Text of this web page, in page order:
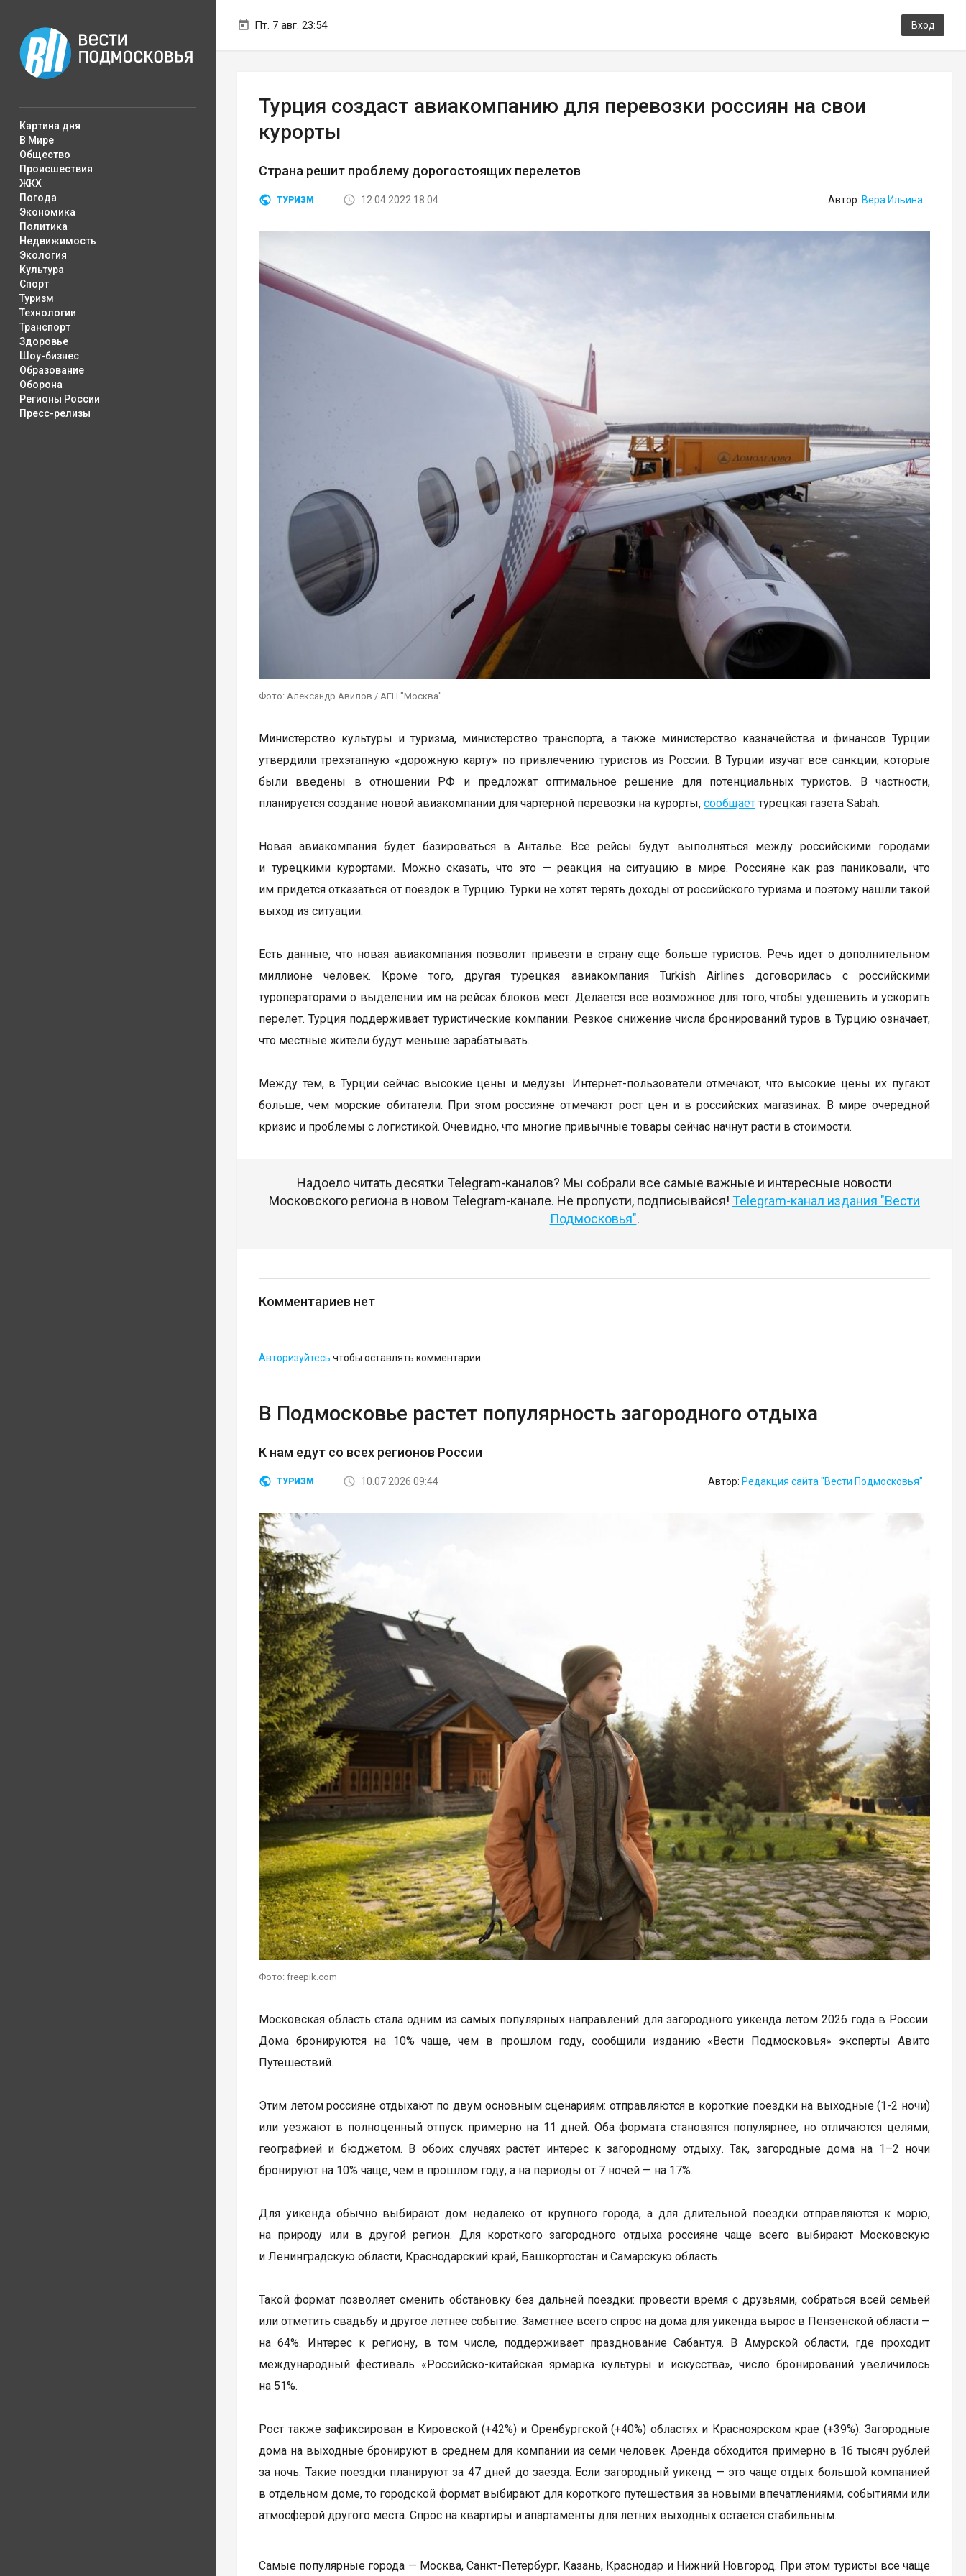
Пт. 7 авг. 23:54 Вход
Картина дня
В Мире
Общество
Происшествия
ЖКХ
Погода
Экономика
Политика
Недвижимость
Экология
Культура
Спорт
Туризм
Технологии
Транспорт
Здоровье
Шоу-бизнес
Образование
Оборона
Регионы России
Пресс-релизы
Турция создаст авиакомпанию для перевозки россиян на свои
курорты
Страна решит проблему дорогостоящих перелетов
ТУРИЗМ 12.04.2022 18:04 Автор: Вера Ильина
Фото: Александр Авилов / АГН "Москва"
Министерство культуры и туризма, министерство транспорта, а также министерство казначейства и финансов Турции
утвердили трехэтапную «дорожную карту» по привлечению туристов из России. В Турции изучат все санкции, которые
были введены в отношении РФ и предложат оптимальное решение для потенциальных туристов. В частности,
планируется создание новой авиакомпании для чартерной перевозки на курорты, сообщает турецкая газета Sabah.
Новая авиакомпания будет базироваться в Анталье. Все рейсы будут выполняться между российскими городами
и турецкими курортами. Можно сказать, что это — реакция на ситуацию в мире. Россияне как раз паниковали, что
им придется отказаться от поездок в Турцию. Турки не хотят терять доходы от российского туризма и поэтому нашли такой
выход из ситуации.
Есть данные, что новая авиакомпания позволит привезти в страну еще больше туристов. Речь идет о дополнительном
миллионе человек. Кроме того, другая турецкая авиакомпания Turkish Airlines договорилась с российскими
туроператорами о выделении им на рейсах блоков мест. Делается все возможное для того, чтобы удешевить и ускорить
перелет. Турция поддерживает туристические компании. Резкое снижение числа бронирований туров в Турцию означает,
что местные жители будут меньше зарабатывать.
Между тем, в Турции сейчас высокие цены и медузы. Интернет-пользователи отмечают, что высокие цены их пугают
больше, чем морские обитатели. При этом россияне отмечают рост цен и в российских магазинах. В мире очередной
кризис и проблемы с логистикой. Очевидно, что многие привычные товары сейчас начнут расти в стоимости.
Надоело читать десятки Telegram-каналов? Мы собрали все самые важные и интересные новости
Московского региона в новом Telegram-канале. Не пропусти, подписывайся! Telegram-канал издания "Вести
Подмосковья".
Комментариев нет
Авторизуйтесь чтобы оставлять комментарии
В Подмосковье растет популярность загородного отдыха
К нам едут со всех регионов России
ТУРИЗМ 10.07.2026 09:44 Автор: Редакция сайта "Вести Подмосковья"
Фото: freepik.com
Московская область стала одним из самых популярных направлений для загородного уикенда летом 2026 года в России.
Дома бронируются на 10% чаще, чем в прошлом году, сообщили изданию «Вести Подмосковья» эксперты Авито
Путешествий.
Этим летом россияне отдыхают по двум основным сценариям: отправляются в короткие поездки на выходные (1-2 ночи)
или уезжают в полноценный отпуск примерно на 11 дней. Оба формата становятся популярнее, но отличаются целями,
географией и бюджетом. В обоих случаях растёт интерес к загородному отдыху. Так, загородные дома на 1–2 ночи
бронируют на 10% чаще, чем в прошлом году, а на периоды от 7 ночей — на 17%.
Для уикенда обычно выбирают дом недалеко от крупного города, а для длительной поездки отправляются к морю,
на природу или в другой регион. Для короткого загородного отдыха россияне чаще всего выбирают Московскую
и Ленинградскую области, Краснодарский край, Башкортостан и Самарскую область.
Такой формат позволяет сменить обстановку без дальней поездки: провести время с друзьями, собраться всей семьей
или отметить свадьбу и другое летнее событие. Заметнее всего спрос на дома для уикенда вырос в Пензенской области —
на 64%. Интерес к региону, в том числе, поддерживает празднование Сабантуя. В Амурской области, где проходит
международный фестиваль «Российско-китайская ярмарка культуры и искусства», число бронирований увеличилось
на 51%.
Рост также зафиксирован в Кировской (+42%) и Оренбургской (+40%) областях и Красноярском крае (+39%). Загородные
дома на выходные бронируют в среднем для компании из семи человек. Аренда обходится примерно в 16 тысяч рублей
за ночь. Такие поездки планируют за 47 дней до заезда. Если загородный уикенд — это чаще отдых большой компанией
в отдельном доме, то городской формат выбирают для короткого путешествия за новыми впечатлениями, событиями или
атмосферой другого места. Спрос на квартиры и апартаменты для летних выходных остается стабильным.
Самые популярные города — Москва, Санкт-Петербург, Казань, Краснодар и Нижний Новгород. При этом туристы все чаще